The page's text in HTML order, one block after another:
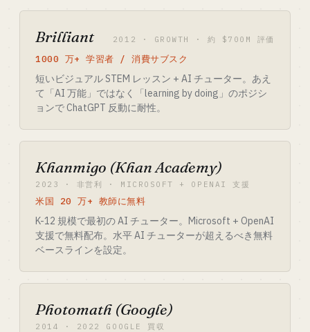
Brilliant 2012 · GROWTH · 約 $700M 評価
1000 万+ 学習者 / 消費サブスク
短いビジュアル STEM レッスン + AI チューター。あえ
て「AI 万能」ではなく「learning by doing」のポジシ
ョンで ChatGPT 反動に耐性。
Khanmigo (Khan Academy)
2023 · 非営利 · MICROSOFT + OPENAI 支援
米国 20 万+ 教師に無料
K-12 規模で最初の AI チューター。Microsoft + OpenAI
支援で無料配布。水平 AI チューターが超えるべき無料
ベースラインを設定。
Photomath (Google)
2014 · 2022 GOOGLE 買収